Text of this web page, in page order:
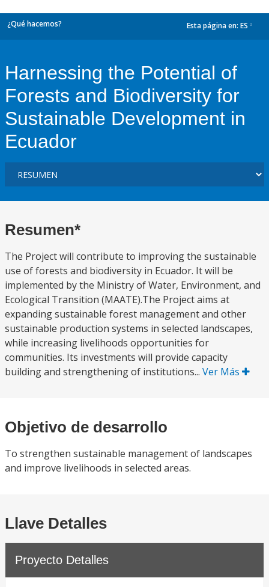
¿Qué hacemos? Esta página en: ES
Harnessing the Potential of
Forests and Biodiversity for
Sustainable Development in
Ecuador
Resumen*
The Project will contribute to improving the sustainable
use of forests and biodiversity in Ecuador. It will be
implemented by the Ministry of Water, Environment, and
Ecological Transition (MAATE).The Project aims at
expanding sustainable forest management and other
sustainable production systems in selected landscapes,
while increasing livelihoods opportunities for
communities. Its investments will provide capacity
building and strengthening of institutions... Ver Más
Objetivo de desarrollo
To strengthen sustainable management of landscapes
and improve livelihoods in selected areas.
Llave Detalles
Proyecto Detalles